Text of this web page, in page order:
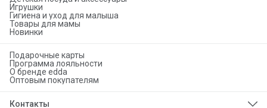
Игрушки
Гигиена и уход для малыша
Товары для мамы
Новинки
Подарочные карты
Программа лояльности
О бренде edda
Оптовым покупателям
Контакты